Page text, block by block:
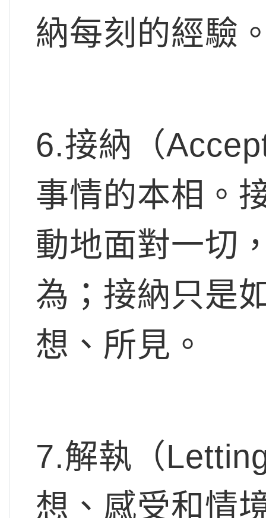
納每刻的經驗
6.接納（
事情的本相。
動地面對一切
為；接納只是
想、所見。
7.解執（
想、感受和情